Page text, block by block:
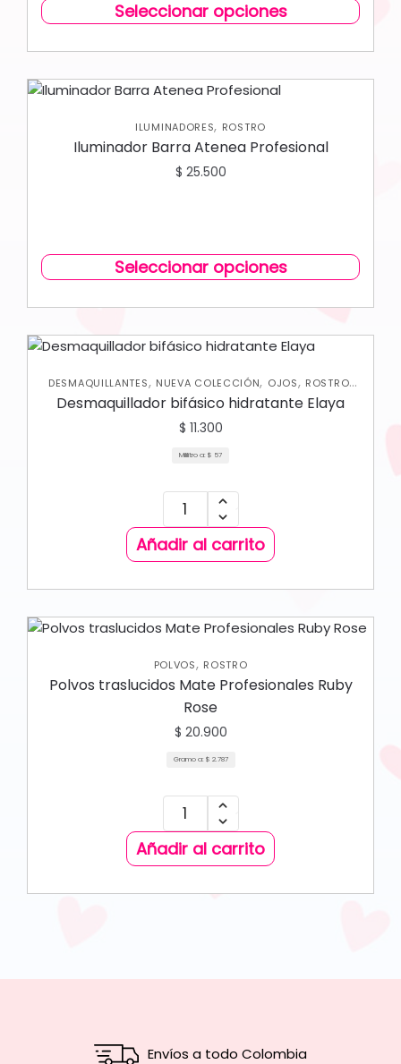
Seleccionar opciones
ILUMINADORES, ROSTRO
Iluminador Barra Atenea Profesional
$ 25.500
Seleccionar opciones
DESMAQUILLANTES, NUEVA COLECCIÓN, OJOS, ROSTRO,
SKIN CARE FACIAL
Desmaquillador bifásico hidratante Elaya
$ 11.300
Mililitro a: $ 57
Añadir al carrito
POLVOS, ROSTRO
Polvos traslucidos Mate Profesionales Ruby
Rose
$ 20.900
Gramo a: $ 2.787
Añadir al carrito
Envíos a todo Colombia